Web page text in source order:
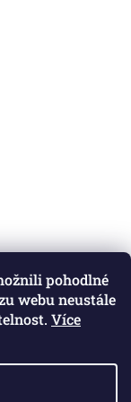
pohodlné
webu neustále
Více